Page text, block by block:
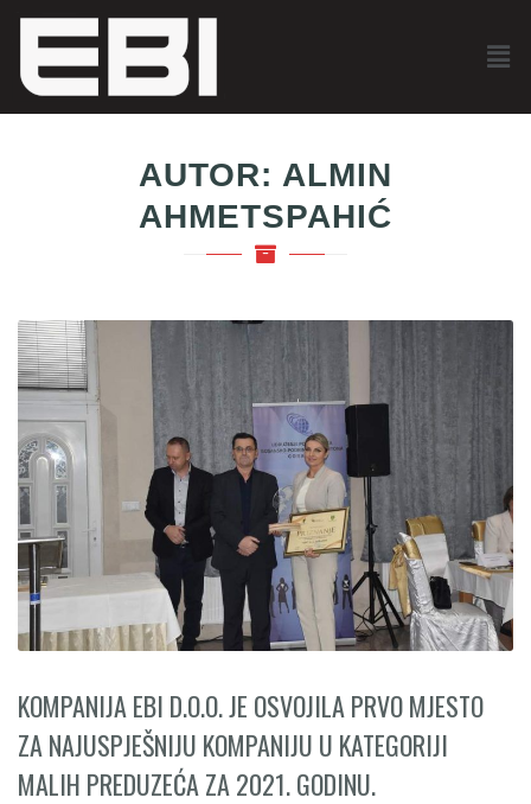
AUTOR: ALMIN
AHMETSPAHIĆ
KOMPANIJA EBI D.O.O. JE OSVOJILA PRVO MJESTO
ZA NAJUSPJEŠNIJU KOMPANIJU U KATEGORIJI
MALIH PREDUZEĆA ZA 2021. GODINU.